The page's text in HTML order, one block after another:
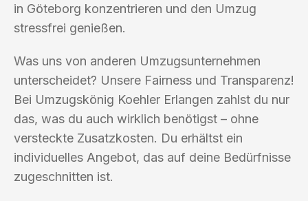
in Göteborg konzentrieren und den Umzug
stressfrei genießen.
Was uns von anderen Umzugsunternehmen
unterscheidet? Unsere Fairness und Transparenz!
Bei Umzugskönig Koehler Erlangen zahlst du nur
das, was du auch wirklich benötigst – ohne
versteckte Zusatzkosten. Du erhältst ein
individuelles Angebot, das auf deine Bedürfnisse
zugeschnitten ist.